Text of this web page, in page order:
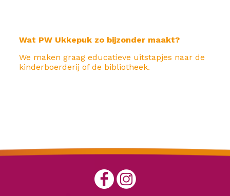
Wat PW Ukkepuk zo bijzonder maakt?
We maken graag educatieve uitstapjes naar de
kinderboerderij of de bibliotheek.